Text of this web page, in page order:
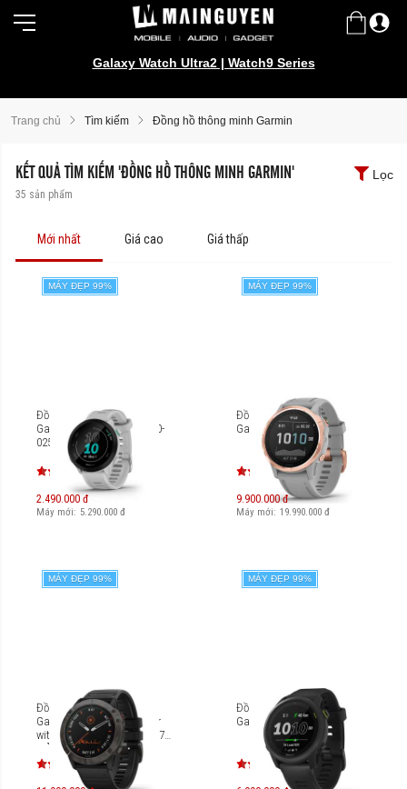
Galaxy Watch Ultra2 | Watch9 Series
Trang chủ Tìm kiếm Đồng hồ thông minh Garmin
KẾT QUẢ TÌM KIẾM 'ĐỒNG HỒ THÔNG MINH GARMIN'
35 sản phẩm
Lọc
Mới nhất Giá cao Giá thấp
MÁY ĐẸP 99%
Đồng hồ thông minh
Garmin Forerunner 55 [010-
02562]
2.490.000 đ
Máy mới: 5.290.000 đ
MÁY ĐẸP 99%
Đồng hồ thông minh
Garmin Fenix 6S Sapphire
9.900.000 đ
Máy mới: 19.990.000 đ
MÁY ĐẸP 99%
Đồng hồ thông minh
Garmin Fenix 6X Pro Solar
with Black Band [010-02157-
55]
MÁY ĐẸP 99%
Đồng hồ thông minh
Garmin Forerunner 745